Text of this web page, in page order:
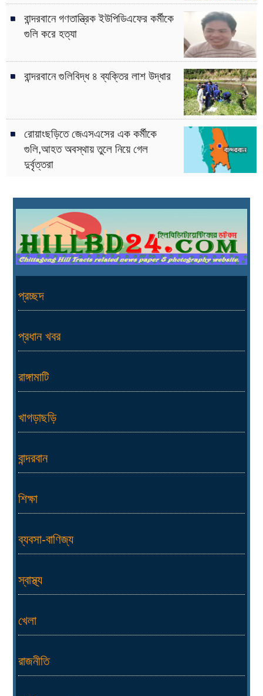
বান্দরবানে গণতান্ত্রিক ইউপিডিএফের কর্মীকে
গুলি করে হত্যা
বান্দরবানে গুলিবিদ্ধ ৪ ব্যক্তির লাশ উদ্ধার
রোয়াংছড়িতে জেএসএসের এক কর্মীকে
গুলি,আহত অবস্থায় তুলে নিয়ে গেল
দুর্বৃত্তরা
প্রচ্ছদ
প্রধান খবর
রাঙ্গামাটি
খাগড়াছড়ি
বান্দরবান
শিক্ষা
ব্যবসা-বাণিজ্য
স্বাস্থ্য
খেলা
রাজনীতি